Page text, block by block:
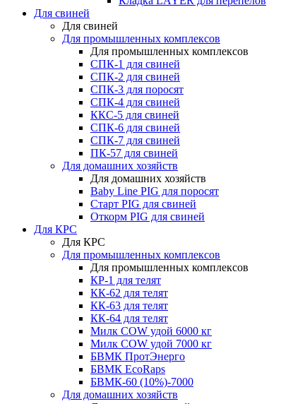
Для свиней
Для свиней
Для промышленных комплексов
Для промышленных комплексов
СПК-1 для свиней
СПК-2 для свиней
СПК-3 для поросят
СПК-4 для свиней
ККС-5 для свиней
СПК-6 для свиней
СПК-7 для свиней
ПК-57 для свиней
Для домашних хозяйств
Для домашних хозяйств
Baby Line PIG для поросят
Старт PIG для свиней
Откорм PIG для свиней
Для КРС
Для КРС
Для промышленных комплексов
Для промышленных комплексов
КР-1 для телят
КК-62 для телят
КК-63 для телят
КК-64 для телят
Милк COW удой 6000 кг
Милк COW удой 7000 кг
БВМК ПротЭнерго
БВМК EcoRaps
БВМК-60 (10%)-7000
Для домашних хозяйств